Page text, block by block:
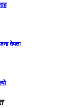
वेपता